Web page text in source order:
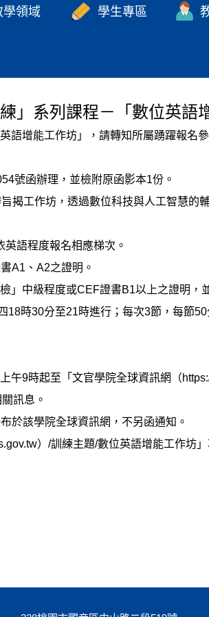
學領域 學生專區
」系列課程－「數位英語
語增能工作坊」，請轉知所屬踴躍報名
號函辦理，並檢附原函影本1份。
揭工作坊，透過數位科技與人工智慧的
語程度報名相應梯次。
A1、A2之證明。
」中級程度或CEF證書B1以上之證明，
時30分至21時進行；每次3節，每節50
9時起至「文官學院全球資訊網（
訊息。
於該學院全球資訊網，不另函通知。
）/訓練主題/數位英語增能工作坊」